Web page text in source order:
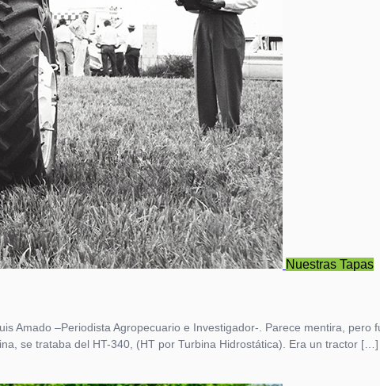
Nuestras Tapas
Amado –Periodista Agropecuario e Investigador-. Parece mentira, pero
se trataba del HT-340, (HT por Turbina Hidrostática). Era un tractor […]